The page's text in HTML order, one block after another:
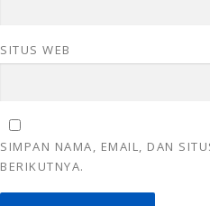
SITUS WEB
SIMPAN NAMA, EMAIL, DAN
BERIKUTNYA.